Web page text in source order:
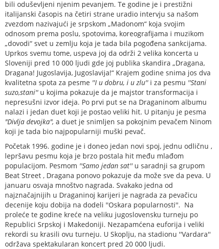
bili oduševljeni njenim pevanjem. Te godine je i prestižni
italijanski časopis na četiri strane uradio intervju sa našom
zvezdom nazivajući je srpskom „Madonom“ koja svojim
odnosom prema poslu, spotovima, koreografijama i muzikom
„dovodi“ svet u zemlju koja je tada bila pogođena sankcijama.
Uprkos svemu tome, uspeva joj da održi 2 velika koncerta u
Sloveniji pred 10 000 ljudi gde joj publika skandira „Dragana,
Dragana! Jugoslavija, Jugoslavija!“ Krajem godine snima jos dva
kvalitetna spota za pesme ''I u dobru, i u zlu''i za pesmu ''Stani
suzo,stani''u kojima pokazuje da je majstor transformacija i
nepresušni izvor ideja. Po prvi put se na Draganinom albumu
nalazi i jedan duet koji je postao veliki hit. U pitanju je pesma
"Divlja devojka", a duet je snimljen sa pokojnim pevačem Ninom
koji je tada bio najpopularniji muški pevač.
Početak 1996. godine je i doneo jedan novi spoj, jednu odličnu ,
lepršavu pesmu koja je brzo postala hit među mlađom
populacijom. Pesmom ''Samo jedan sat''u saradnji sa grupom
Beat Street , Dragana ponovo pokazuje da može sve da peva. U
januaru osvaja mnoštvo nagrada. Svakako jedna od
najznačajnijih u Draganinoj karijeri je nagrada za pevačicu
decenije koju dobija na dodeli ''Oskara popularnosti''. Na
proleće te godine kreće na veliku jugoslovensku turneju po
Republici Srpskoj i Makedoniji. Nezapamćena euforija i veliki
rekordi su krasili ovu turneju. U Skoplju, na stadionu ''Vardara''
održava spektakularan koncert pred 20 000 ljudi.